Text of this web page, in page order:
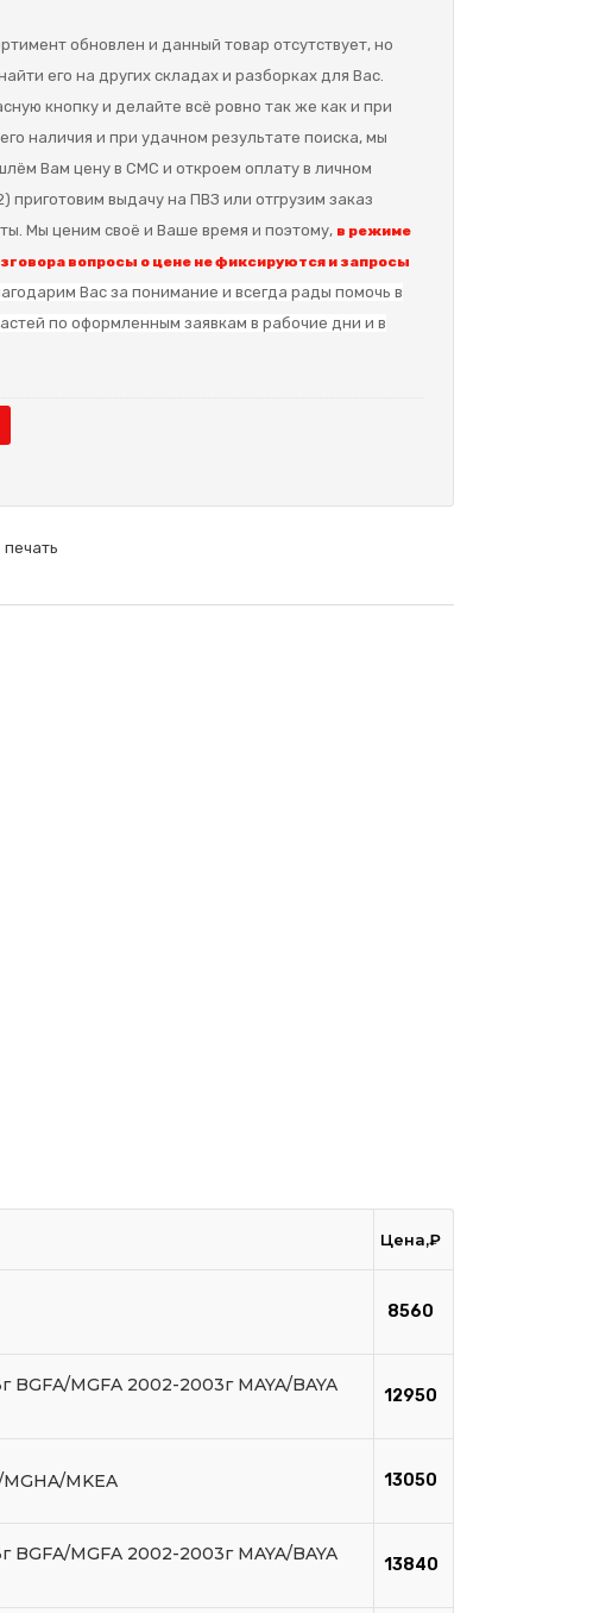
обновлен и данный товар отсутствует, но
его на других складах и разборках для Вас.
кнопку и делайте всё ровно так же как и при
наличия и при удачном результате поиска, мы
Вам цену в СМС и откроем оплату в личном
приготовим выдачу на ПВЗ или отгрузим заказ
Мы ценим своё и Ваше время и поэтому, в режиме
вопросы о цене не фиксируются и запросы
Вас за понимание и всегда рады помочь в
по оформленным заявкам в рабочие дни и в
печать
Цена,₽
8560
BGFA/MGFA 2002-2003г MAYA/BAYA
12950
MGHA/MKEA 13050
BGFA/MGFA 2002-2003г MAYA/BAYA
13840